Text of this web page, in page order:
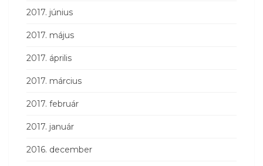
2017. június
2017. május
2017. április
2017. március
2017. február
2017. január
2016. december